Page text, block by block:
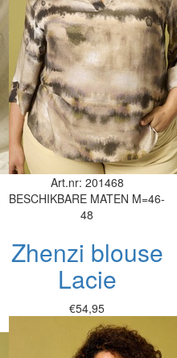
Art.nr: 201468
BESCHIKBARE MATEN M=46-
48
Zhenzi blouse
Lacie
€54,95